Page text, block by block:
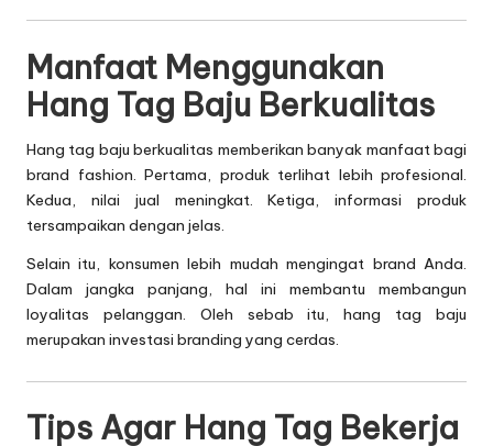
Manfaat Menggunakan
Hang Tag Baju Berkualitas
Hang tag baju berkualitas memberikan banyak manfaat bagi
brand fashion. Pertama, produk terlihat lebih profesional.
Kedua, nilai jual meningkat. Ketiga, informasi produk
tersampaikan dengan jelas.
Selain itu, konsumen lebih mudah mengingat brand Anda.
Dalam jangka panjang, hal ini membantu membangun
loyalitas pelanggan. Oleh sebab itu, hang tag baju
merupakan investasi branding yang cerdas.
Tips Agar Hang Tag Bekerja